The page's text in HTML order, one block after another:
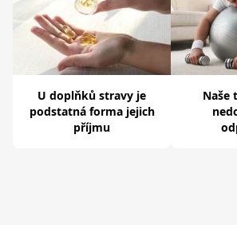
U doplňků stravy je
podstatná forma jejich
příjmu
Naše